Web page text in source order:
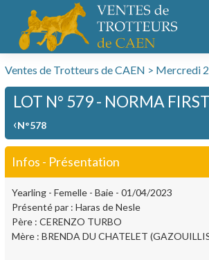
Ventes de Trotteurs de CAEN > Mercredi
LOT N° 579 - NORMA FIRST
‹N°578
Infos - Présentation
Yearling - Femelle - Baie - 01/04/2023
Présenté par : Haras de Nesle
Père : CERENZO TURBO
Mère : BRENDA DU CHATELET